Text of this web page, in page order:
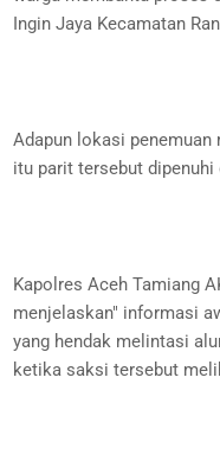
Ingin Jaya Kecamatan
Adapun lokasi
itu parit tersebut dipenuhi
Kapolres Aceh Tamiang
menjelaskan" informasi
yang hendak melintasi
ketika saksi tersebut